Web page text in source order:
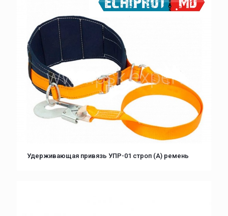
Удерживающая привязь УПР-01 строп (А) ремень